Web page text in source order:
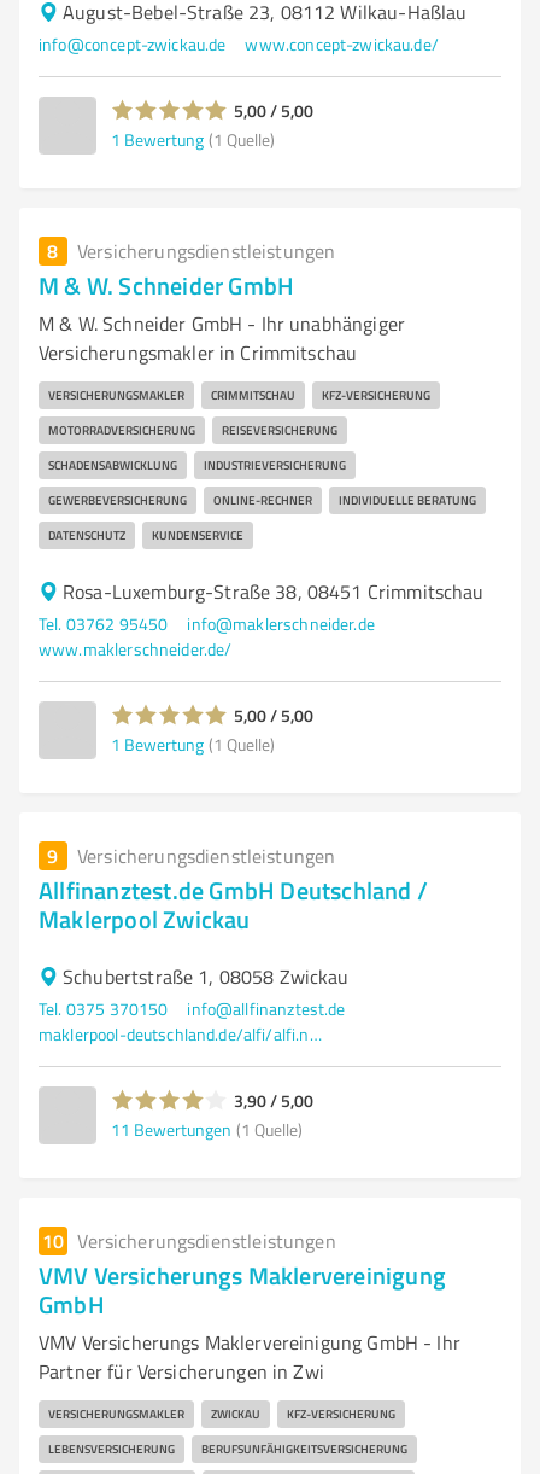
August-Bebel-Straße 23, 08112 Wilkau-Haßlau
info@concept-zwickau.de www.concept-zwickau.de/
5,00 / 5,00
1 Bewertung (1 Quelle)
8 Versicherungsdienstleistungen
M & W. Schneider GmbH
M & W. Schneider GmbH - Ihr unabhängiger
Versicherungsmakler in Crimmitschau
VERSICHERUNGSMAKLER CRIMMITSCHAU KFZ-VERSICHERUNG
MOTORRADVERSICHERUNG REISEVERSICHERUNG
SCHADENSABWICKLUNG INDUSTRIEVERSICHERUNG
GEWERBEVERSICHERUNG ONLINE-RECHNER INDIVIDUELLE BERATUNG
DATENSCHUTZ KUNDENSERVICE
Rosa-Luxemburg-Straße 38, 08451 Crimmitschau
Tel. 03762 95450
info@maklerschneider.de
www.maklerschneider.de/
5,00 / 5,00
1 Bewertung (1 Quelle)
9 Versicherungsdienstleistungen
Allfinanztest.de GmbH Deutschland /
Maklerpool Zwickau
Schubertstraße 1, 08058 Zwickau
Tel. 0375 370150
info@allfinanztest.de
maklerpool-deutschland.de/alfi/alfi.nsf/Startseite?openform&ID=(ASTA)0
3,90 / 5,00
11 Bewertungen (1 Quelle)
10 Versicherungsdienstleistungen
VMV Versicherungs Maklervereinigung
GmbH
VMV Versicherungs Maklervereinigung GmbH - Ihr
Partner für Versicherungen in Zwi
VERSICHERUNGSMAKLER ZWICKAU KFZ-VERSICHERUNG
LEBENSVERSICHERUNG BERUFSUNFÄHIGKEITSVERSICHERUNG